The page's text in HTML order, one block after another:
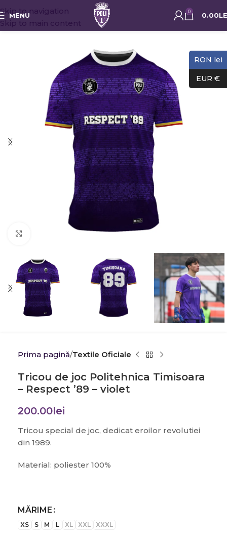
Skip to navigation
Skip to main content
MENU 0 0.00
Click to enlarge
Prima pagină Textile Oficiale
Tricou de joc Politehnica Timisoara
– Respect ’89 – violet
200.00lei
Tricou special de joc, dedicat eroilor revolutiei
din 1989.
Material: poliester 100%
MĂRIME
XS S M L XL XXL XXXL
RON lei
EUR €